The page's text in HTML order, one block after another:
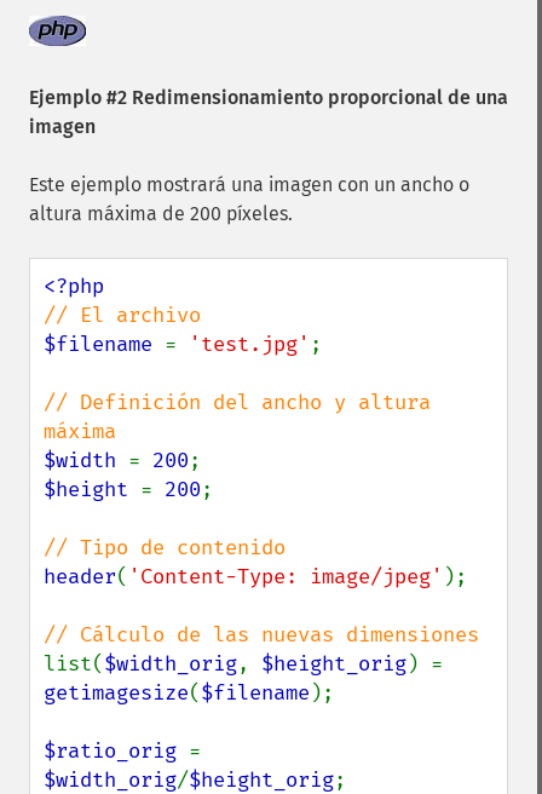
Ejemplo #2 Redimensionamiento proporcional de una
imagen
Este ejemplo mostrará una imagen con un ancho o
altura máxima de 200 píxeles.
$filename = 'test.jpg' ;
// Definición del ancho y altura
$width = 200
$height = 200;
header( 'Content-Type: image/jpeg' );
list($width_orig, $height_orig
getimagesize($filename );
$ratio_orig
$width_orig/$height_orig;